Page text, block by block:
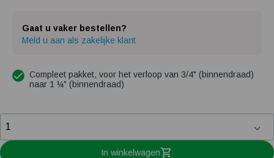
Gaat u vaker bestellen?
Meld u aan als zakelijke klant
Compleet pakket, voor het verloop van 3/4" (binnendraad)
naar 1 ¼" (binnendraad)
In winkelwagen